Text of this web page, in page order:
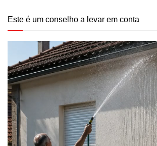
Este é um conselho a levar em conta